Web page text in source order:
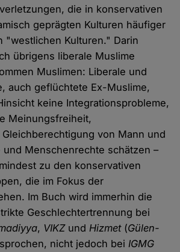
die in konservativen
geprägten Kulturen häufiger
"westlichen Kulturen." Darin
übrigens liberale Muslime
Muslimen: Liberale und
auch geflüchtete Ex-Muslime,
keine Integrationsprobleme,
Meinungsfreiheit,
von Mann und
und Menschenrechte schätzen –
zu den konservativen
die im Fokus der
Im Buch wird immerhin die
Geschlechtertrennung bei
, VIKZund Hizmet(Gülen-
nicht jedoch bei IGMG